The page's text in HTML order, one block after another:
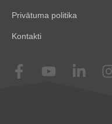
Privātuma politika
Kontakti